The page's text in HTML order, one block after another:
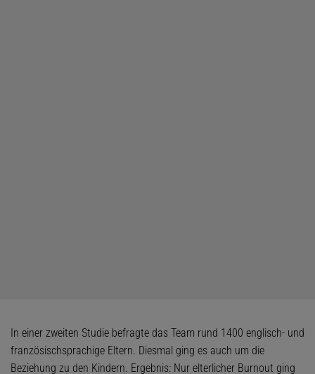
In einer zweiten Studie befragte das Team rund 1400 englisch- und
französischsprachige Eltern. Diesmal ging es auch um die
Beziehung zu den Kindern. Ergebnis: Nur elterlicher Burnout ging